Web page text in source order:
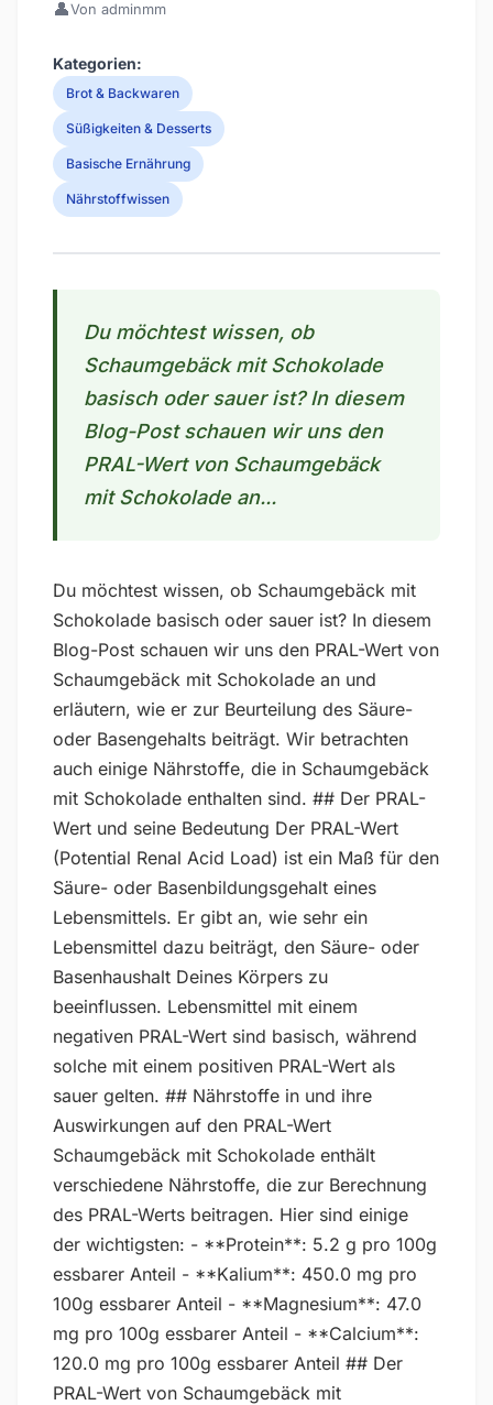
👤Von adminmm
Kategorien:
Brot & Backwaren
Süßigkeiten & Desserts
Basische Ernährung
Nährstoffwissen
Du möchtest wissen, ob
Schaumgebäck mit Schokolade
basisch oder sauer ist? In diesem
Blog-Post schauen wir uns den
PRAL-Wert von Schaumgebäck
mit Schokolade an...
Du möchtest wissen, ob Schaumgebäck mit
Schokolade basisch oder sauer ist? In diesem
Blog-Post schauen wir uns den PRAL-Wert von
Schaumgebäck mit Schokolade an und
erläutern, wie er zur Beurteilung des Säure-
oder Basengehalts beiträgt. Wir betrachten
auch einige Nährstoffe, die in Schaumgebäck
mit Schokolade enthalten sind. ## Der PRAL-
Wert und seine Bedeutung Der PRAL-Wert
(Potential Renal Acid Load) ist ein Maß für den
Säure- oder Basenbildungsgehalt eines
Lebensmittels. Er gibt an, wie sehr ein
Lebensmittel dazu beiträgt, den Säure- oder
Basenhaushalt Deines Körpers zu
beeinflussen. Lebensmittel mit einem
negativen PRAL-Wert sind basisch, während
solche mit einem positiven PRAL-Wert als
sauer gelten. ## Nährstoffe in und ihre
Auswirkungen auf den PRAL-Wert
Schaumgebäck mit Schokolade enthält
verschiedene Nährstoffe, die zur Berechnung
des PRAL-Werts beitragen. Hier sind einige
der wichtigsten: - **Protein**: 5.2 g pro 100g
essbarer Anteil - **Kalium**: 450.0 mg pro
100g essbarer Anteil - **Magnesium**: 47.0
mg pro 100g essbarer Anteil - **Calcium**:
120.0 mg pro 100g essbarer Anteil ## Der
PRAL-Wert von Schaumgebäck mit